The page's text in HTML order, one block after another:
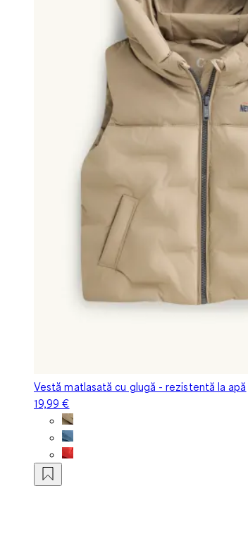
Vestă matlasată cu glugă - rezistentă la apă
19,99 €